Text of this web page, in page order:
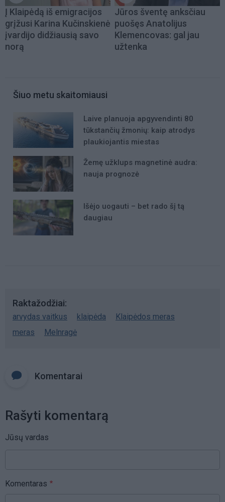
Į Klaipėdą iš emigracijos
grįžusi Karina Kučinskienė
įvardijo didžiausią savo
norą
Jūros šventę anksčiau
puošęs Anatolijus
Klemencovas: gal jau
užtenka
Šiuo metu skaitomiausi
Laive planuoja apgyvendinti 80
tūkstančių žmonių: kaip atrodys
plaukiojantis miestas
Žemę užklups magnetinė audra:
nauja prognozė
Išėjo uogauti – bet rado šį tą
daugiau
Raktažodžiai
arvydas vaitkus klaipėda
Klaipėdos meras
meras
Melnragė
Komentarai
Rašyti komentarą
Jūsų vardas
Komentaras